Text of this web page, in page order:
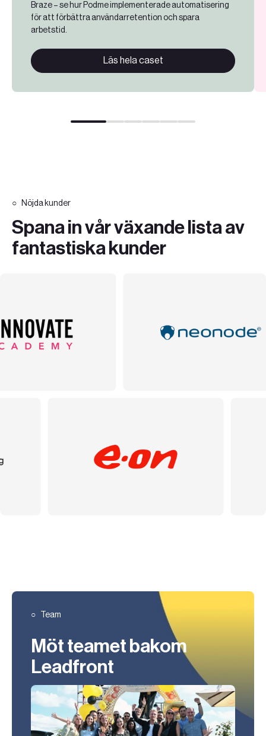
Braze – se hur Podme implementerade automatisering
för att förbättra användarretention och spara
arbetstid.
Läs hela caset
Nöjda kunder
Spana in vår växande lista av
fantastiska kunder
Team
Möt teamet bakom
Leadfront